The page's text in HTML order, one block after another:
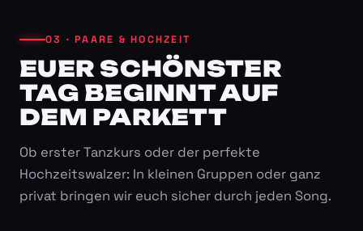
03 · PAARE & HOCHZEIT
EUER SCHÖNSTER
TAG BEGINNT AUF
DEM PARKETT
Ob erster Tanzkurs oder der perfekte
Hochzeitswalzer: In kleinen Gruppen oder ganz
privat bringen wir euch sicher durch jeden Song.